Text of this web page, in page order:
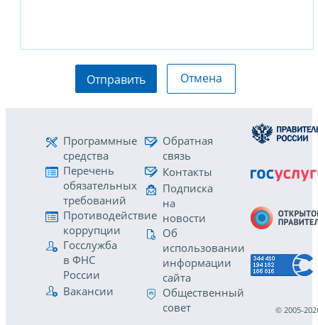
Отправить Отмена
Программные
средства
Перечень
обязательных
требований
Противодействие
коррупции
Госслужба
в ФНС
России
Вакансии
Обратная
связь
Контакты
Подписка
на
новости
Об
использовании
информации
сайта
Общественный
совет
© 2005-